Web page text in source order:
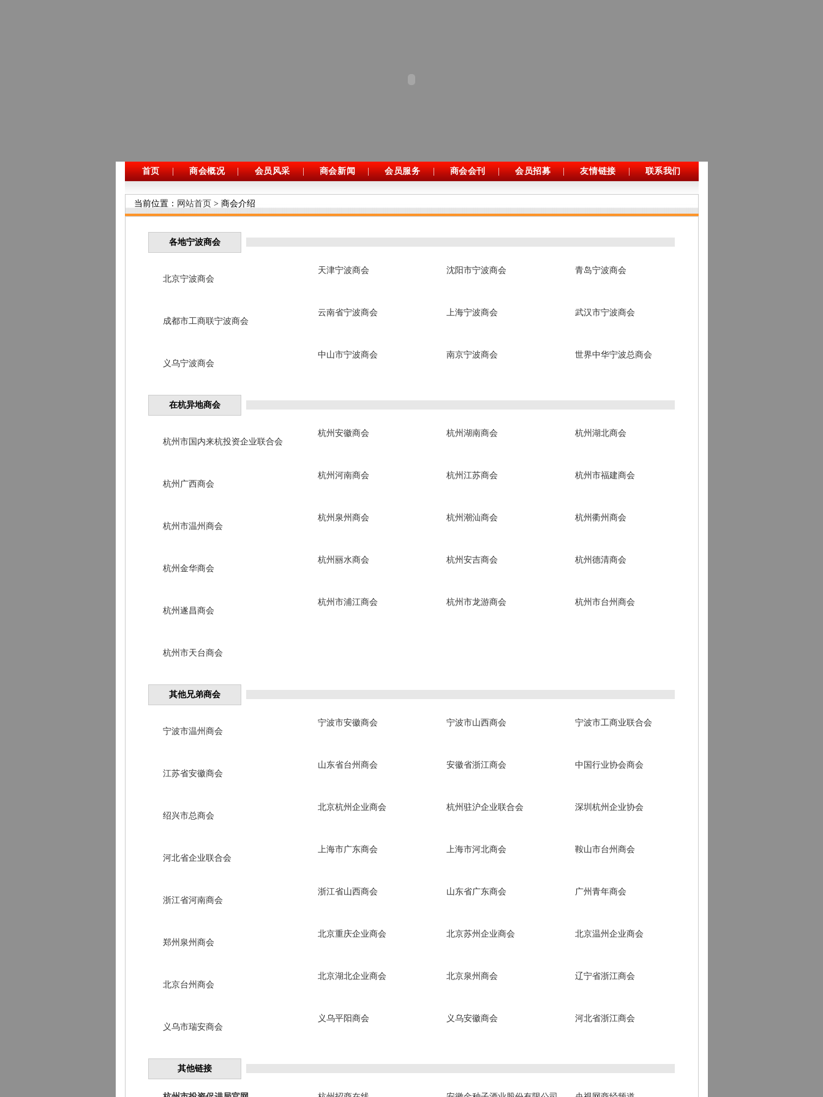
首页 | 商会概况 | 会员风采 | 商会新闻 | 会员服务 | 商会会刊 | 会员招募 | 友情链接 | 联系我们
当前位置： 网站首页 > 商会介绍
各地宁波商会
北京宁波商会
天津宁波商会 沈阳市宁波商会 青岛宁波商会
成都市工商联宁波商会
云南省宁波商会 上海宁波商会 武汉市宁波商会
义乌宁波商会
中山市宁波商会 南京宁波商会 世界中华宁波总商会
在杭异地商会
杭州市国内来杭投资企业联合会
杭州安徽商会 杭州湖南商会 杭州湖北商会
杭州广西商会
杭州河南商会 杭州江苏商会 杭州市福建商会
杭州市温州商会
杭州泉州商会 杭州潮汕商会 杭州衢州商会
杭州金华商会
杭州丽水商会 杭州安吉商会 杭州德清商会
杭州遂昌商会
杭州市浦江商会 杭州市龙游商会 杭州市台州商会
杭州市天台商会
其他兄弟商会
宁波市温州商会
宁波市安徽商会 宁波市山西商会 宁波市工商业联合会
江苏省安徽商会
山东省台州商会 安徽省浙江商会 中国行业协会商会
绍兴市总商会
北京杭州企业商会 杭州驻沪企业联合会 深圳杭州企业协会
河北省企业联合会
上海市广东商会 上海市河北商会 鞍山市台州商会
浙江省河南商会
浙江省山西商会 山东省广东商会 广州青年商会
郑州泉州商会
北京重庆企业商会 北京苏州企业商会 北京温州企业商会
北京台州商会
北京湖北企业商会 北京泉州商会 辽宁省浙江商会
义乌市瑞安商会
义乌平阳商会 义乌安徽商会 河北省浙江商会
其他链接